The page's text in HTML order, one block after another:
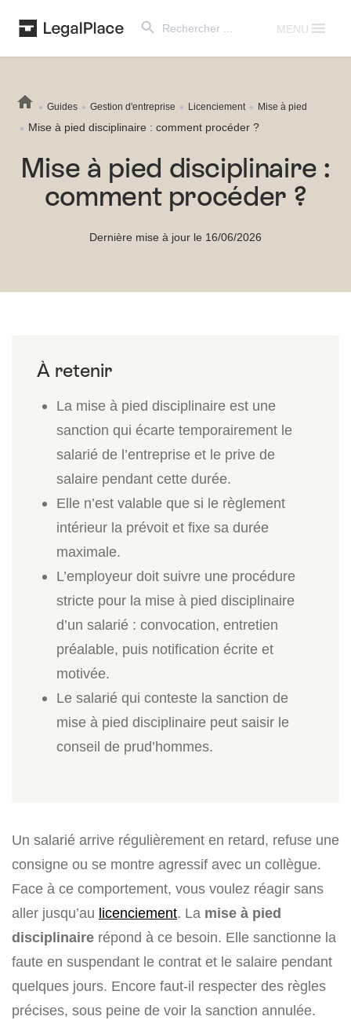
for:
MENU
Guides Gestion d'entreprise Licenciement Mise à pied
Mise à pied disciplinaire : comment procéder ?
Mise à pied disciplinaire :
comment procéder ?
Dernière mise à jour le 16/06/2026
La mise à pied disciplinaire est une
sanction qui écarte temporairement le
salarié de l’entreprise et le prive de
salaire pendant cette durée.
Elle n’est valable que si le règlement
intérieur la prévoit et fixe sa durée
maximale.
L’employeur doit suivre une procédure
stricte pour la mise à pied disciplinaire
d’un salarié : convocation, entretien
préalable, puis notification écrite et
motivée.
Le salarié qui conteste la sanction de
mise à pied disciplinaire peut saisir le
conseil de prud’hommes.
Un salarié arrive régulièrement en retard, refuse une
consigne ou se montre agressif avec un collègue.
Face à ce comportement, vous voulez réagir sans
aller jusqu’au licenciement. La mise à pied
disciplinaire répond à ce besoin. Elle sanctionne la
faute en suspendant le contrat et le salaire pendant
quelques jours. Encore faut-il respecter des règles
précises, sous peine de voir la sanction annulée.